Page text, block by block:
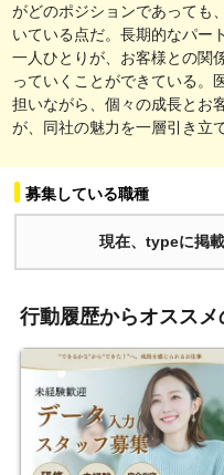
がどのポジションであっても
いている点だ。長期的なパー
一人ひとりが、お客様との関
っていくことができている。
担いながら、個々の成長とお
が、同社の魅力を一層引き立
募集している職種
現在、typeに掲
行動履歴からオススメ